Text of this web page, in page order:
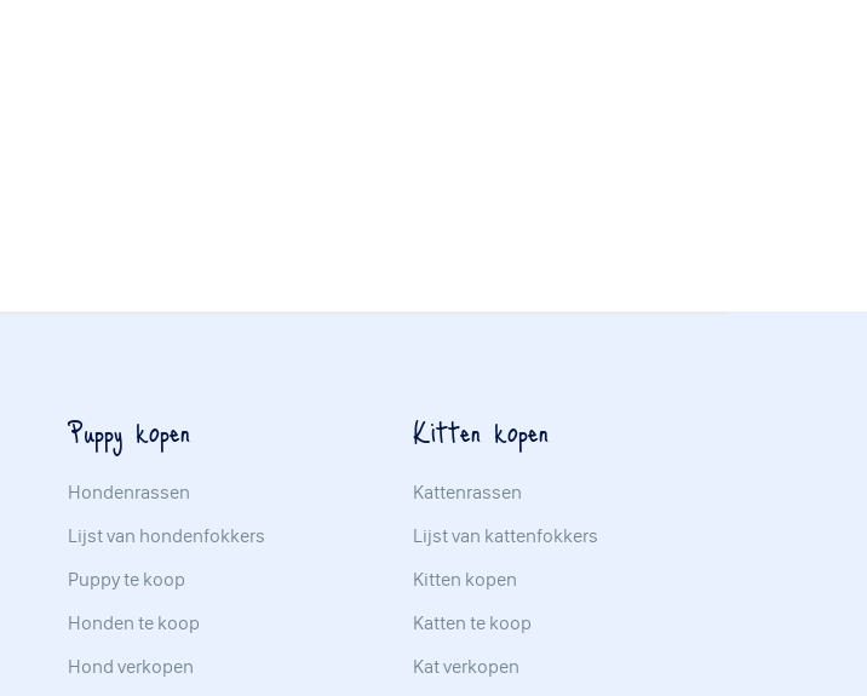
Puppy kopen
Hondenrassen
Lijst van hondenfokkers
Puppy te koop
Honden te koop
Hond verkopen
Kitten kopen
Kattenrassen
Lijst van kattenfokkers
Kitten kopen
Katten te koop
Kat verkopen